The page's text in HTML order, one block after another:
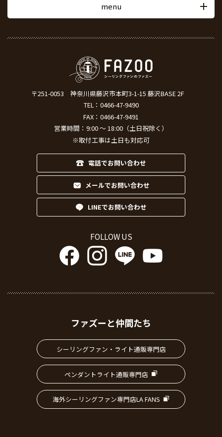
menu
〒251-0053
神奈川県藤沢市本町3-1-15 藤沢BASE 2F
TEL： 0466-47-9490
FAX：0466-47-9491
営業時間：9:00 ～ 18:00（土日祝除く）
※取付工事は土日も対応可
電話でお問い合わせ
メールでお問い合わせ
LINEでお問い合わせ
FOLLOW US
ファズーと仲間たち
シーリングファン・ライト通販専門店
ペンダントライト通販専門店
海外シーリングファン専門店LA FANS